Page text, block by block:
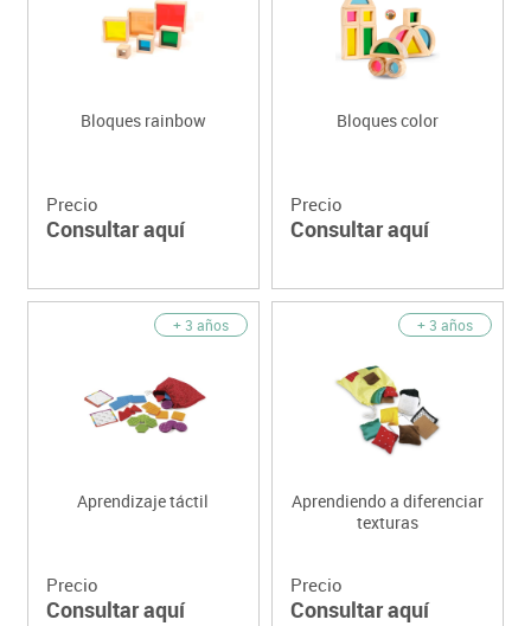
Bloques rainbow
Precio
Consultar aquí
Bloques color
Precio
Consultar aquí
+ 3 años
Aprendizaje táctil
Precio
Consultar aquí
+ 3 años
Aprendiendo a diferenciar
texturas
Precio
Consultar aquí